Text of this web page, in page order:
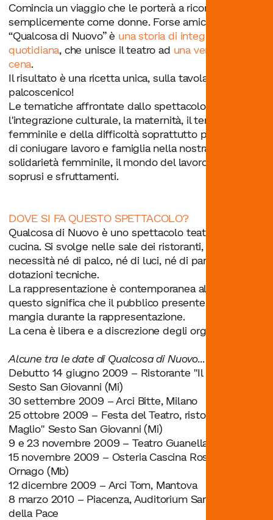
Comincia un viaggio che le porterà a riconoscersi
semplicemente come donne. Forse amiche.
“Qualcosa di Nuovo” è una storia di integrazione
quotidiana, che unisce il teatro ad una vera e propria
cena.
Il risultato è una ricetta unica, sulla tavola e sul
palcoscenico!
Le tematiche affrontate dallo spettacolo sono:
l'integrazione culturale, la maternità, il tema del
femminile e della difficoltà soprattutto per le donne
di coniugare lavoro e famiglia nella nostra società, la
solidarietà femminile, il mondo del lavoro con i suoi
soprusi e sfruttamenti.
DOVE SI FA QUESTO SPETTACOLO?
Qualcosa di Nuovo è uno spettacolo teatrale con
cucina. Si svolge nelle sale dei ristoranti, non
necessità né di palco, né di luci, né di particolari
dotazioni tecniche.
La rappresentazione è contemporanea alla cena,
questo significa che il pubblico presente in sala
mangia durante la rappresentazione.
La cena è libera e a discrezione degli organizzatori.
Alcune tra le date di Qualcosa di Nuovo...
Debutto 14 giugno 2009 – Ristorante "Il Maglio"
Sesto San Giovanni (Mi)
30 settembre 2009 – Arci Bitte, Milano
25 ottobre 2009 – Festa del Teatro, ristorante "Il
Maglio" Sesto San Giovanni (Mi)
9 e 23 novembre 2009 – Teatro Guanella, Milano
15 novembre 2009 – Osteria Cascina Rossino,
Ornago (Mb)
12 dicembre 2009 – Arci Tom, Mantova
8 marzo 2010 – Piacenza, Auditorium Santa Maria
della Pace